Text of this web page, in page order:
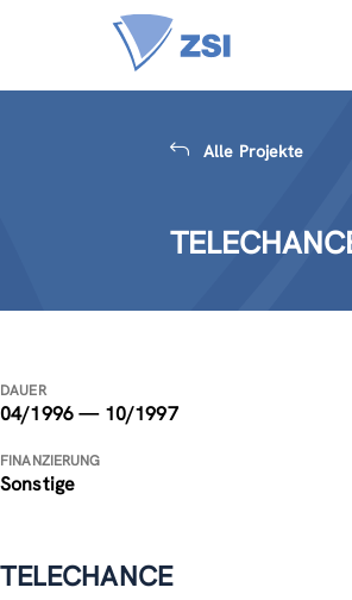
Alle Projekte
DAUER
04/1996 — 10/1997
FINANZIERUNG
Sonstige
TELECHANCE